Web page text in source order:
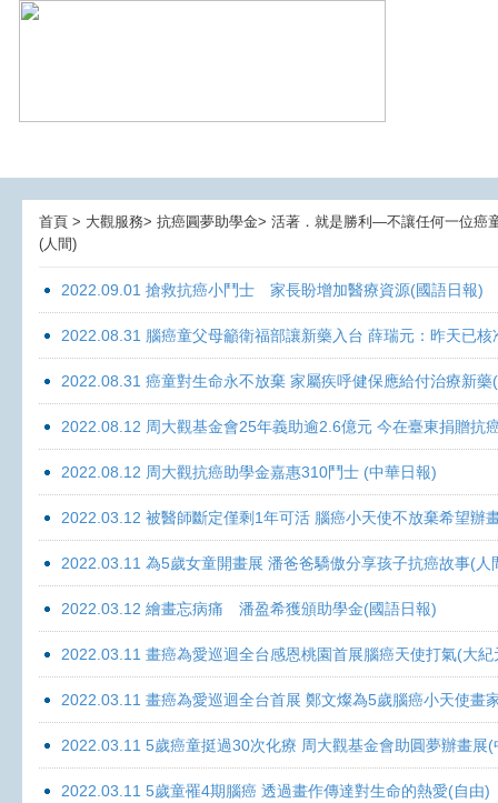
首頁 > 大觀服務> 抗癌圓夢助學金> 活著．就是勝利—不讓任何一位癌
(人間)
2022.09.01 搶救抗癌小鬥士 家長盼增加醫療資源(國語日報)
2022.08.31 腦癌童父母籲衛福部讓新藥入台 薛瑞元：昨天已
2022.08.31 癌童對生命永不放棄 家屬疾呼健保應給付治療新藥
2022.08.12 周大觀基金會25年義助逾2.6億元 今在臺東捐贈抗
2022.08.12 周大觀抗癌助學金嘉惠310鬥士 (中華日報)
2022.03.12 被醫師斷定僅剩1年可活 腦癌小天使不放棄希望辦
2022.03.11 為5歲女童開畫展 潘爸爸驕傲分享孩子抗癌故事(人
2022.03.12 繪畫忘病痛 潘盈希獲頒助學金(國語日報)
2022.03.11 畫癌為愛巡迴全台感恩桃園首展腦癌天使打氣(大紀
2022.03.11 畫癌為愛巡迴全台首展 鄭文燦為5歲腦癌小天使畫
2022.03.11 5歲癌童挺過30次化療 周大觀基金會助圓夢辦畫展
2022.03.11 5歲童罹4期腦癌 透過畫作傳達對生命的熱愛(自由)